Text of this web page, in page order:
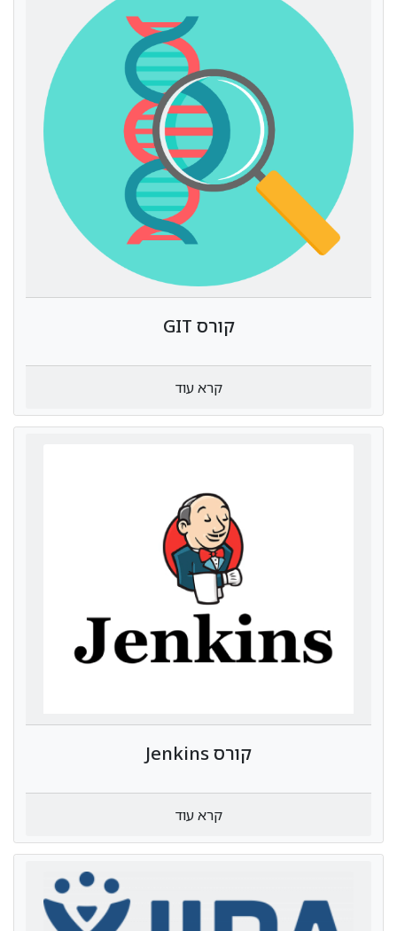
קורס GIT
קרא עוד
קורס Jenkins
קרא עוד